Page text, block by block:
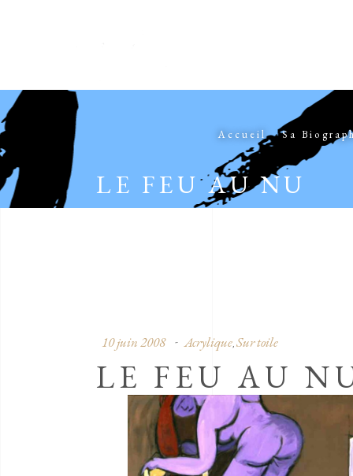
Accueil Sa
LE FEU AU NU
10 juin 2008 Acrylique, Sur toile
LE FEU AU